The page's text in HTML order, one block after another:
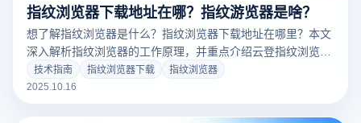
指纹浏览器下载地址在哪？指纹游览器是啥？
想了解指纹浏览器是什么？指纹浏览器下载地址在哪里？本文
深入解析指纹浏览器的工作原理，并重点介绍云登指纹浏览器
的强大功能，帮助跨境电商、多账号运营者实现安全高效的账
号管理。立即获取官方下载链接，开启多账号防关联新体验！
技术指南 指纹浏览器下载
指纹浏览器
2025.10.16